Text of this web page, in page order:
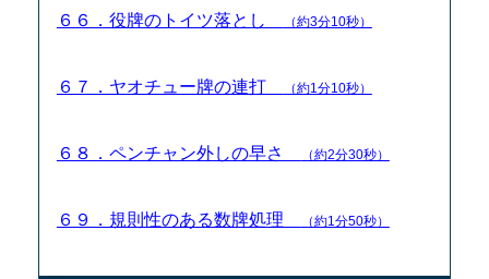
６６．役牌のトイツ落とし （約3分10秒）
６７．ヤオチュー牌の連打 （約1分10秒）
６８．ペンチャン外しの早さ （約2分30秒）
６９．規則性のある数牌処理 （約1分50秒）